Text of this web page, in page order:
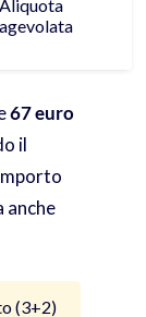
Aliquota
agevolata
67 euro
il
anche
(3+2)